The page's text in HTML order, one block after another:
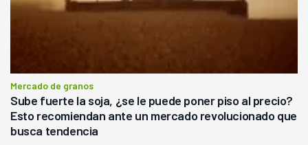
Mercado de granos
Sube fuerte la soja, ¿se le puede poner piso al precio?
Esto recomiendan ante un mercado revolucionado que
busca tendencia